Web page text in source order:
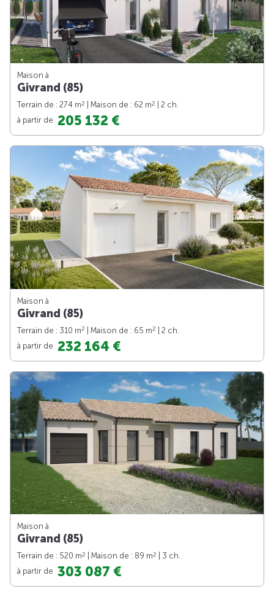
Maison à
Givrand (85)
Terrain de : 274 m2 | Maison de : 62 m2
| 2 ch.
à partir de 205 132 €
Maison à
Givrand (85)
Terrain de : 310 m2 | Maison de : 65 m2
| 2 ch.
à partir de 232 164 €
Maison à
Givrand (85)
Terrain de : 520 m2 | Maison de : 89 m2
| 3 ch.
à partir de 303 087 €